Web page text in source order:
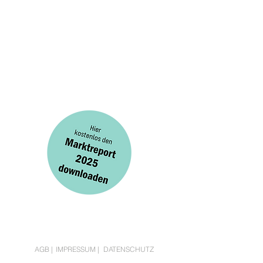
AGB | IMPRESSUM | DATENSCHUTZ